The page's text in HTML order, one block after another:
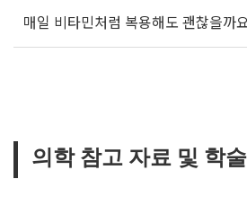
매일 비타민처럼 복용해도 괜찮을까
의학 참고 자료 및 학